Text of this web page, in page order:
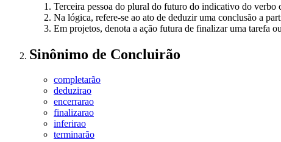
Terceira pessoa do plural do futuro do indicativo do verbo
Na lógica, refere-se ao ato de deduzir uma conclusão a
Em projetos, denota a ação futura de finalizar uma tarefa
Sinônimo de Concluirão
completarão
deduzirao
encerrarao
finalizarao
inferirao
terminarão